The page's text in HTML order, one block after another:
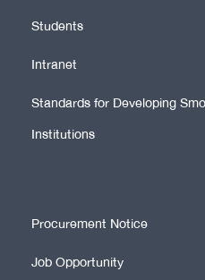
Students
Intranet
Standards for Developing
Institutions
Procurement Notice
Job Opportunity